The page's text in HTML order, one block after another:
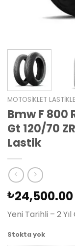
MOTOSIKLET
Bmw F 800
Gt 120/70
Lastik
₺24,500.00
Yeni Tarihli – 2
Stokta yok